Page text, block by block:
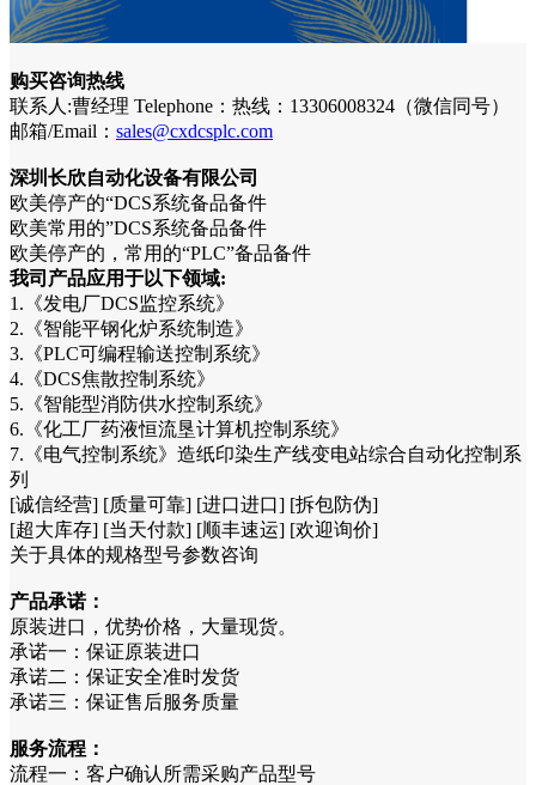
购买咨询热线
联系人:曹经理 Telephone：热线：13306008324（微信同号）
邮箱/Email： sales@cxdcsplc.com
深圳长欣自动化设备有限公司
欧美停产的“DCS系统备品备件
欧美常用的”DCS系统备品备件
欧美停产的，常用的“PLC”备品备件
我司产品应用于以下领域:
1.《发电厂DCS监控系统》
2.《智能平钢化炉系统制造》
3.《PLC可编程输送控制系统》
4.《DCS焦散控制系统》
5.《智能型消防供水控制系统》
6.《化工厂药液恒流垦计算机控制系统》
7.《电气控制系统》造纸印染生产线变电站综合自动化控制系
列
[诚信经营] [质量可靠] [进口进口] [拆包防伪]
[超大库存] [当天付款] [顺丰速运] [欢迎询价]
关于具体的规格型号参数咨询
产品承诺：
原装进口，优势价格，大量现货。
承诺一：保证原装进口
承诺二：保证安全准时发货
承诺三：保证售后服务质量
服务流程：
流程一：客户确认所需采购产品型号